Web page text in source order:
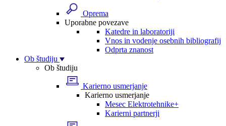
Oprema
Uporabne povezave
Katedre in laboratoriji
Vnos in vodenje osebnih bibliografij
Odprta znanost
Ob študiju
Ob študiju
Karierno usmerjanje
Karierno usmerjanje
Mesec Elektrotehnike+
Karierni partnerji